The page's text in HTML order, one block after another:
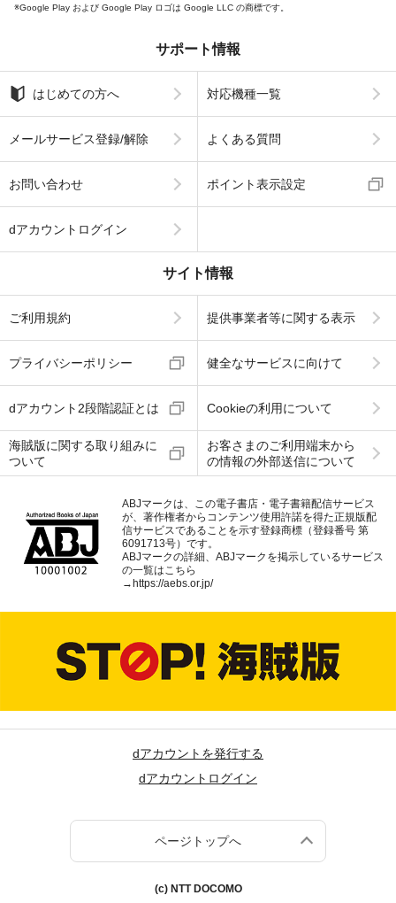
Google Play および Google Play ロゴは Google LLC の商標です。
サポート情報
はじめての方へ 対応機種一覧
メールサービス登録/解除 よくある質問
お問い合わせ ポイント表示設定
dアカウントログイン
サイト情報
ご利用規約 提供事業者等に関する表示
プライバシーポリシー 健全なサービスに向けて
dアカウント2段階認証とは Cookieの利用について
海賊版に関する取り組みに
ついて
お客さまのご利用端末から
の情報の外部送信について
ABJマークは、この電子書店・電子書籍配信サービス
が、著作権者からコンテンツ使用許諾を得た正規版配
信サービスであることを示す登録商標（登録番号 第
6091713号）です。
ABJマークの詳細、ABJマークを掲示しているサービス
の一覧はこちら
→https://aebs.or.jp/
dアカウントを発行する
dアカウントログイン
ページトップへ
(c) NTT DOCOMO